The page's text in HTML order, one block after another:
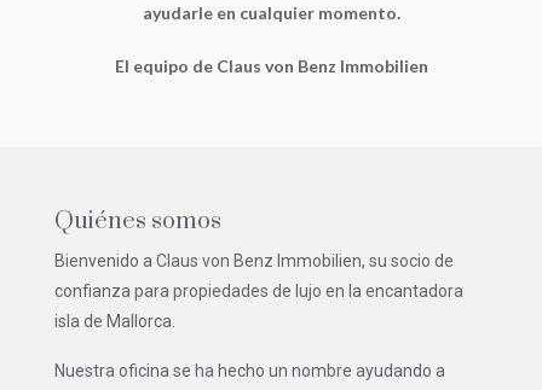
ayudarle en cualquier momento.
El equipo de Claus von Benz Immobilien
Quiénes somos
Bienvenido a Claus von Benz Immobilien, su socio de
confianza para propiedades de lujo en la encantadora
isla de Mallorca.
Nuestra oficina se ha hecho un nombre ayudando a